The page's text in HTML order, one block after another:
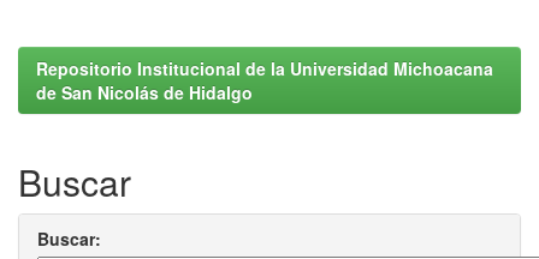
Repositorio Institucional de la Universidad Michoacana
de San Nicolás de Hidalgo
Buscar
Buscar: